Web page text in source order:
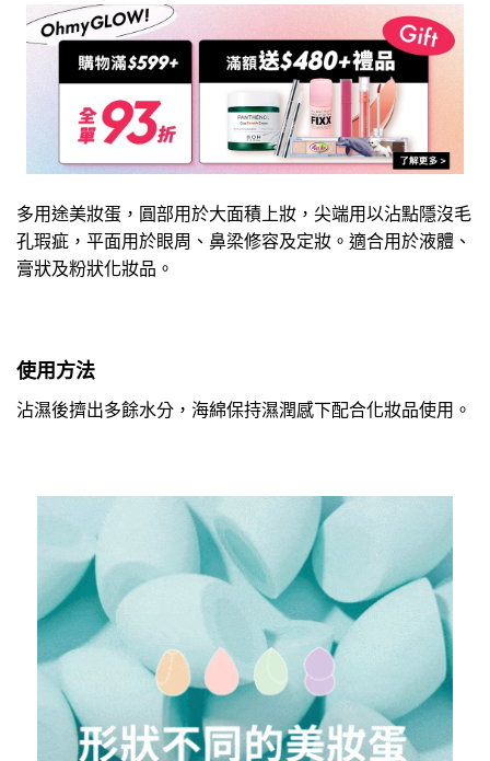
多用途美妝蛋，圓部用於大面積上妝，尖端用以沾點隱沒毛
孔瑕疵，平面用於眼周、鼻梁修容及定妝。適合用於液體、
膏狀及粉狀化妝品。
使用方法
沾濕後擠出多餘水分，海綿保持濕潤感下配合化妝品使用。